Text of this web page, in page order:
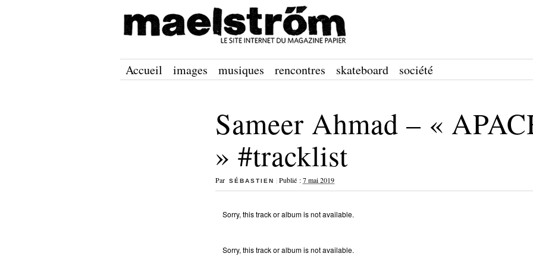
Accueil images musiques rencontres skateboard société
Sameer Ahmad – «
» #tracklist
Par SÉBASTIEN |Publié :7 mai 2019